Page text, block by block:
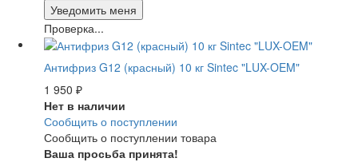
Проверка...
Антифриз G12 (красный) 10 кг Sintec "LUX-OEM"
1 950 ₽
Нет в наличии
Сообщить о поступлении
Сообщить о поступлении товара
Ваша просьба принята!